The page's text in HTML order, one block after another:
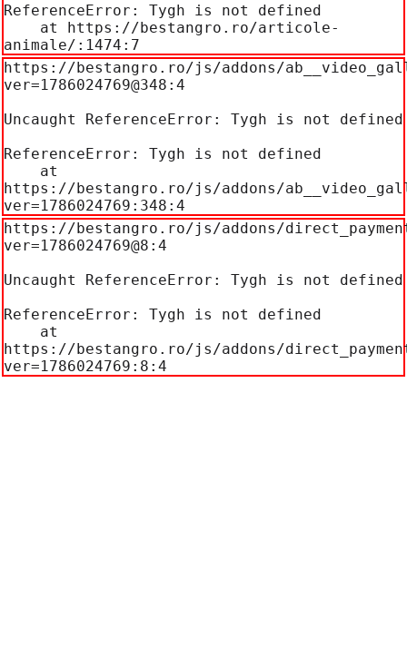
ReferenceError: Tygh is not defined
animale/:1474:7
https://bestangro.ro/js/addons/
ver=1786024769@348:4
Uncaught ReferenceError: Tygh is not defined
ReferenceError: Tygh is not defined
https://bestangro.ro/js/addons/
ver=1786024769:348:4
https://bestangro.ro/js/addons/
ver=1786024769@8:4
Uncaught ReferenceError: Tygh is not defined
ReferenceError: Tygh is not defined
https://bestangro.ro/js/addons/
ver=1786024769:8:4